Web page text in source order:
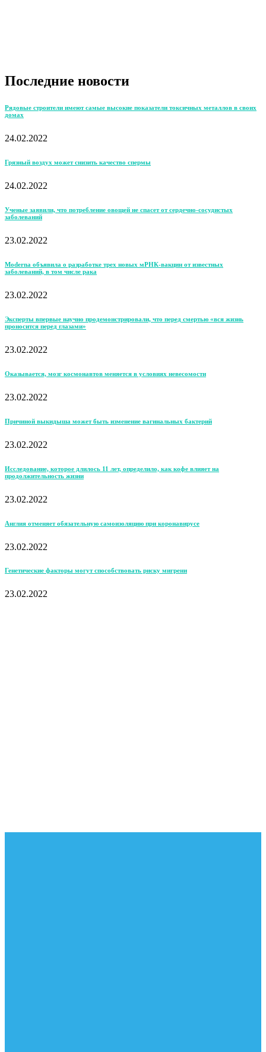
Последние новости
Рядовые строители имеют самые высокие показатели токсичных металлов в своих
домах
24.02.2022
Грязный воздух может снизить качество спермы
24.02.2022
Ученые заявили, что потребление овощей не спасет от сердечно-сосудистых
заболеваний
23.02.2022
Moderna объявила о разработке трех новых мРНК-вакцин от известных
заболеваний, в том числе рака
23.02.2022
Эксперты впервые научно продемонстрировали, что перед смертью «вся жизнь
проносится перед глазами»
23.02.2022
Оказывается, мозг космонавтов меняется в условиях невесомости
23.02.2022
Причиной выкидыша может быть изменение вагинальных бактерий
23.02.2022
Исследование, которое длилось 11 лет, определило, как кофе влияет на
продолжительность жизни
23.02.2022
Англия отменяет обязательную самоизоляцию при коронавирусе
23.02.2022
Генетические факторы могут способствовать риску мигрени
23.02.2022